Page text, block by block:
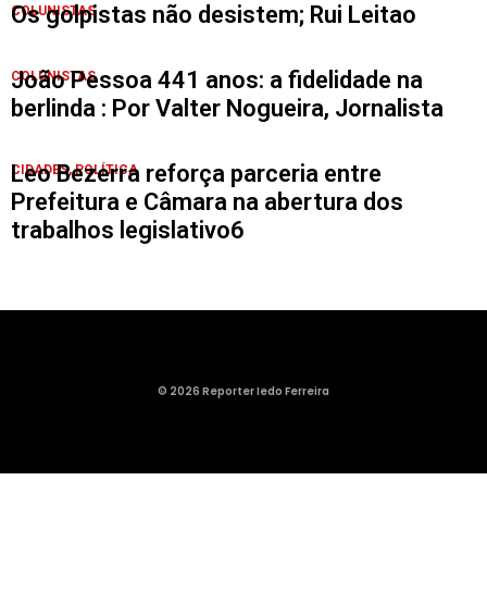
COLUNISTAS
Os golpistas não desistem; Rui Leitao
COLUNISTAS
João Pessoa 441 anos: a fidelidade na
berlinda : Por Valter Nogueira, Jornalista
CIDADES,POLÍTICA
Leo Bezerra reforça parceria entre
Prefeitura e Câmara na abertura dos
trabalhos legislativo6
© 2026 Reporter Iedo Ferreira